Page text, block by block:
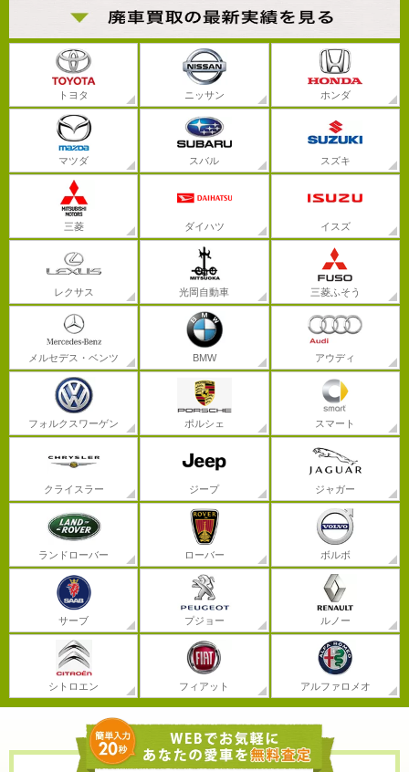
トヨタ ニッサン ホンダ
マツダ スバル スズキ
三菱 ダイハツ イスズ
レクサス 光岡自動車 三菱ふそう
メルセデス・ベンツ BMW アウディ
フォルクスワーゲン ポルシェ スマート
クライスラー ジープ ジャガー
ランドローバー ローバー ボルボ
サーブ プジョー ルノー
シトロエン フィアット アルファロメオ